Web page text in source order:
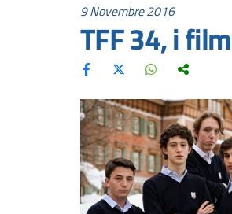
9 Novembre 2016
TFF 34, i